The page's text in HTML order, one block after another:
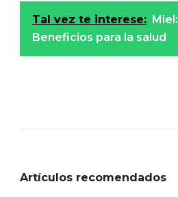
Tal vez te interese: Miel:
Beneficios para la salud
Artículos recomendados